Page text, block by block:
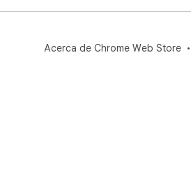
Acerca de Chrome Web Store